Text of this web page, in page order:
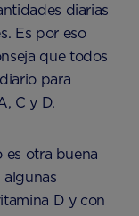
diarias
Es por eso
que todos
para
C y D.
es otra buena
algunas
D y con